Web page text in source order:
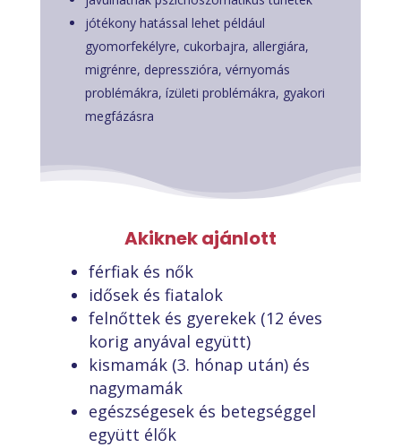
jótékony hatással lehet például
gyomorfekélyre, cukorbajra, allergiára,
migrénre, depresszióra, vérnyomás
problémákra, ízületi problémákra, gyakori
megfázásra
Akiknek ajánlott
férfiak és nők
idősek és fiatalok
felnőttek és gyerekek (12 éves
korig anyával együtt)
kismamák (3. hónap után) és
nagymamák
egészségesek és betegséggel
együtt élők